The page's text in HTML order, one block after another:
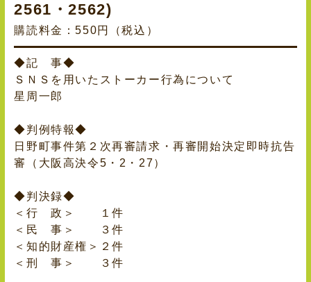
2561・2562)
購読料金：550円（税込）
◆記 事◆
ＳＮＳを用いたストーカー行為について
星周一郎
◆判例特報◆
日野町事件第２次再審請求・再審開始決定即時抗告
審（大阪高決令5・2・27）
◆判決録◆
＜行 政＞ １件
＜民 事＞ ３件
＜知的財産権＞２件
＜刑 事＞ ３件